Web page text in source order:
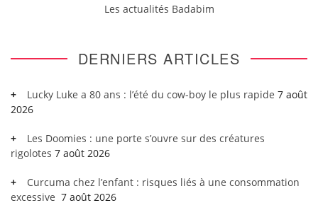
Les actualités Badabim
DERNIERS ARTICLES
Lucky Luke a 80 ans : l’été du cow-boy le plus rapide 7 août
2026
Les Doomies : une porte s’ouvre sur des créatures
rigolotes 7 août 2026
Curcuma chez l’enfant : risques liés à une consommation
excessive 7 août 2026